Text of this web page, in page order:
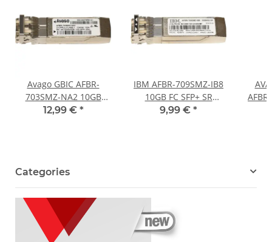
Avago GBIC AFBR-
703SMZ-NA2 10GB
SFP+ 850nm 300m SWL
12,99 € *
IBM AFBR-709SMZ-IB8
10GB FC SFP+ SR
850nm Transceiver
9,99 € *
Categories